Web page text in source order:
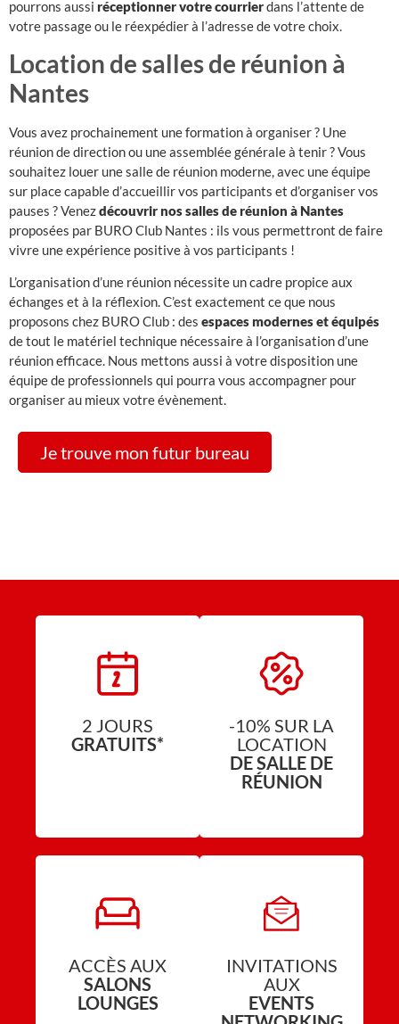
pourrons aussi réceptionner votre courrierdans l’attente de
votre passage ou le réexpédier à l’adresse de votre choix.
Location de salles de réunion à
Nantes
Vous avez prochainement une formation à organiser ? Une
réunion de direction ou une assemblée générale à tenir ? Vous
souhaitez louer une salle de réunion moderne, avec une équipe
sur place capable d’accueillir vos participants et d’organiser vos
pauses ? Venezdécouvrir nos salles de réunion à Nantes
proposées par BURO Club Nantes : ils vous permettront de faire
vivre une expérience positive à vos participants !
L’organisation d’une réunion nécessite un cadre propice aux
échanges et à la réflexion. C’est exactement ce que nous
proposons chez BURO Club : des espaces modernes et équipés
de tout le matériel technique nécessaire à l’organisation d’une
réunion efficace. Nous mettons aussi à votre disposition une
équipe de professionnels qui pourra vous accompagner pour
organiser au mieux votre évènement.
Je trouve mon futur bureau
2 JOURS
GRATUITS*
-10% SUR LA
LOCATION
DE SALLE DE
RÉUNION
ACCÈS AUX
SALONS
LOUNGES
INVITATIONS
AUX
EVENTS